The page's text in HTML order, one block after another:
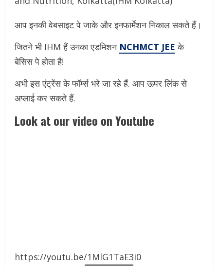
आप इनकी वेबसाइट पे जाके और इनफार्मेशन निकाल सकते हैं।
जितने भी IHM हैं उनका एडमिशन NCHMCT JEE के
बेसिस पे होता है!
अभी इस एंट्रेंस के फॉर्म्स भरे जा रहे हैं. आप ऊपर लिंक से
अप्लाई कर सकते हैं.
Look at our video on Youtube
https://youtu.be/1MlG1TaE3i0